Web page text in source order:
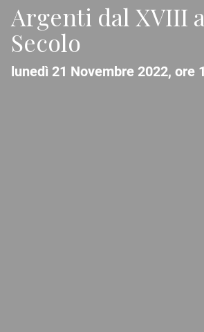
Argenti dal XVIII
Secolo
lunedì 21 Novembre 2022, ore